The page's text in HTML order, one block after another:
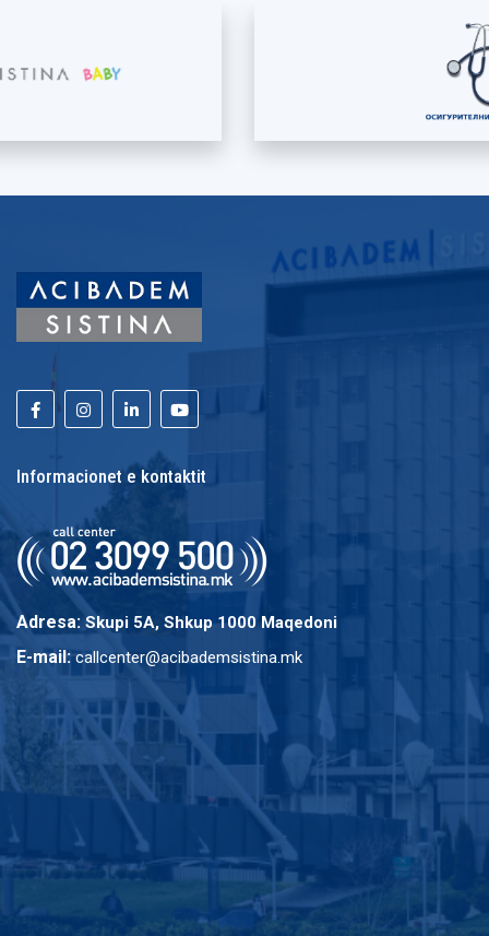
Informacionet e kontaktit
Adresa: Skupi 5A, Shkup 1000 Maqedoni
E-mail: callcenter@acibademsistina.mk